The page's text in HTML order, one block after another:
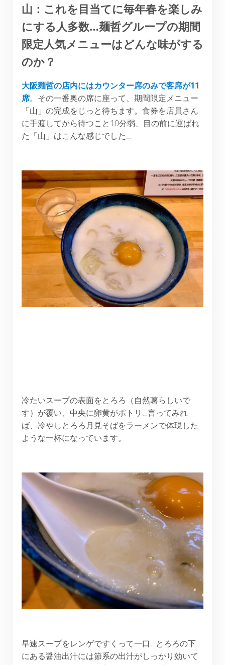
山：これを目当てに毎年春を楽しみ
にする人多数…麺哲グループの期間
限定人気メニューはどんな味がする
のか？
大阪麺哲の店内にはカウンター席のみで客席が11
席。その一番奥の席に座って、期間限定メニュー
「山」の完成をじっと待ちます。食券を店員さん
に手渡してから待つこと10分弱、目の前に運ばれ
た「山」はこんな感じでした…
冷たいスープの表面をとろろ（自然薯らしいで
す）が覆い、中央に卵黄がポトリ…言ってみれ
ば、冷やしとろろ月見そばをラーメンで体現した
ような一杯になっています。
早速スープをレンゲですくって一口…とろろの下
にある醤油出汁には節系の出汁がしっかり効いて